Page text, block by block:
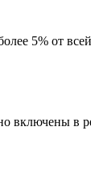
5% от
включены в